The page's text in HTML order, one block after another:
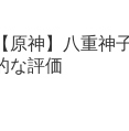
【原神】八重神
な評価